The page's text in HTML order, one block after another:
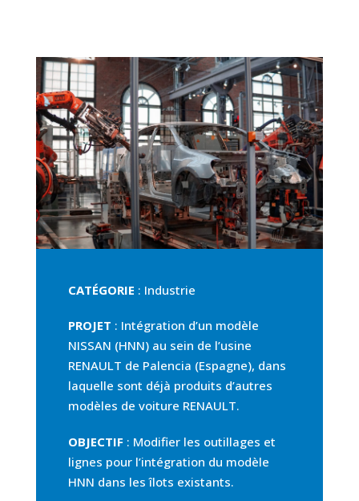
CATÉGORIE : Industrie
PROJET : Intégration d’un modèle
NISSAN (HNN) au sein de l’usine
RENAULT de Palencia (Espagne), dans
laquelle sont déjà produits d’autres
modèles de voiture RENAULT.
OBJECTIF : Modifier les outillages et
lignes pour l’intégration du modèle
HNN dans les îlots existants.